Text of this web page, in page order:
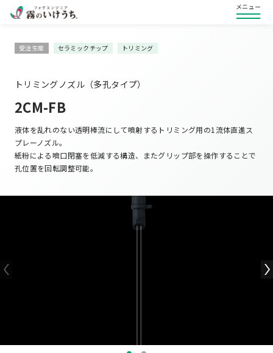
メニュー
受注生産 セラミックチップ トリミング
トリミングノズル（多孔タイプ）
2CM-FB
液体を乱れのない透明棒流にして噴射するトリミング用の1流体直進ス
プレーノズル。
紙粉による噴口閉塞を低減する構造、またグリップ部を操作することで
孔位置を回転調整可能。